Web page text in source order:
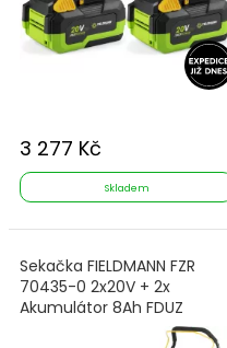
3 277 Kč
Skladem
Sekačka FIELDMANN FZR
70435-0 2x20V + 2x
Akumulátor 8Ah FDUZ
79080 + Nabíječka FDUZ